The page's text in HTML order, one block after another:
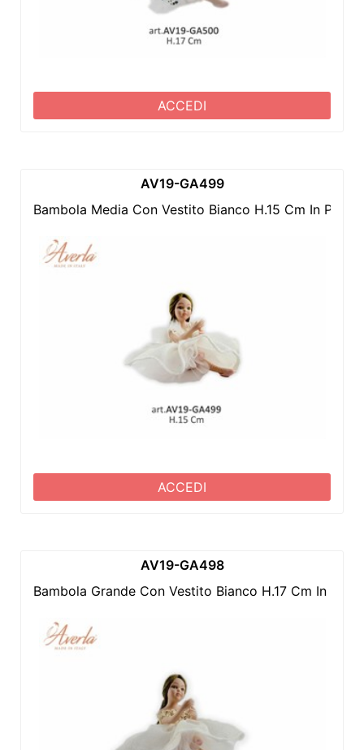
ACCEDI
AV19-GA499
Bambola Media Con Vestito Bianco H.15 Cm In
ACCEDI
AV19-GA498
Bambola Grande Con Vestito Bianco H.17 Cm In